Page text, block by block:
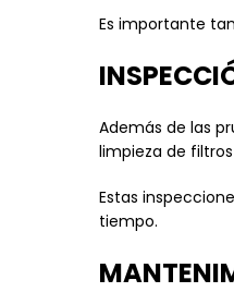
Es importante
Además de las
limpieza de
Estas
tiempo.